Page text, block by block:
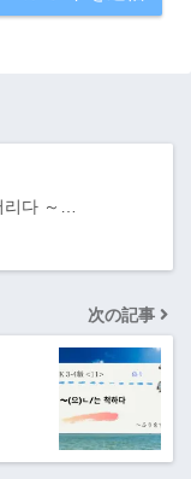
다 ～…
次の記事